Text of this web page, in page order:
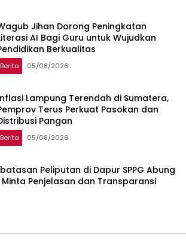
Jihan Dorong Peningkatan
AI Bagi Guru untuk Wujudkan
Berkualitas
Berita 05/08/2026
Lampung Terendah di Sumatera,
Terus Perkuat Pasokan dan
Pangan
Berita 05/08/2026
Peliputan di Dapur SPPG Abung
Penjelasan dan Transparansi